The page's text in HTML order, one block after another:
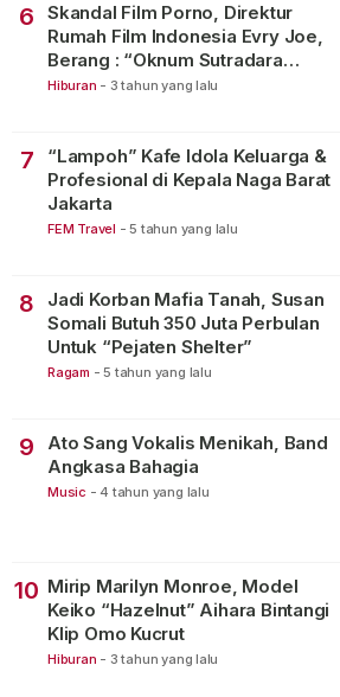
6
Skandal Film Porno, Direktur
Rumah Film Indonesia Evry Joe,
Berang : “Oknum Sutradara
Merusak Perfilman Indonesia”!
Hiburan - 3 tahun yang lalu
7
“Lampoh” Kafe Idola Keluarga &
Profesional di Kepala Naga Barat
Jakarta
FEM Travel - 5 tahun yang lalu
8
Jadi Korban Mafia Tanah, Susan
Somali Butuh 350 Juta Perbulan
Untuk “Pejaten Shelter”
Ragam - 5 tahun yang lalu
9
Ato Sang Vokalis Menikah, Band
Angkasa Bahagia
Music - 4 tahun yang lalu
10 Mirip Marilyn Monroe, Model
Keiko “Hazelnut” Aihara Bintangi
Klip Omo Kucrut
Hiburan - 3 tahun yang lalu